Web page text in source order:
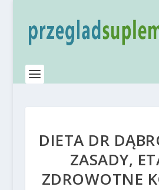
DIETA DR
ZASADY,
ZDROWOTNE